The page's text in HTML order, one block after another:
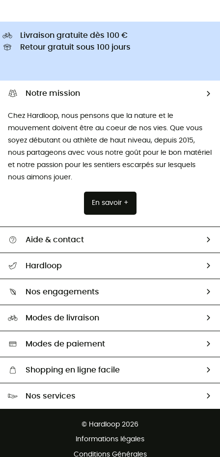
Livraison gratuite dès 100 €
Retour gratuit sous 100 jours
Notre mission
Chez Hardloop, nous pensons que la nature et le
mouvement doivent être au coeur de nos vies. Que vous
soyez débutant ou athlète de haut niveau, depuis 2015,
nous partageons avec vous notre goût pour le bon matériel
et notre passion pour les sentiers escarpés sur lesquels
nous aimons jouer.
En savoir +
Aide & contact
Retour & remboursement
Guide des tailles
Seconde Main
Aide & Contact
Hardloop
HardGuides
Nos engagements
Sélection éco-responsable
Modes de livraison
Modes de paiement
Shopping en ligne facile
Nos services
© Hardloop 2026
Informations légales
Conditions Générales